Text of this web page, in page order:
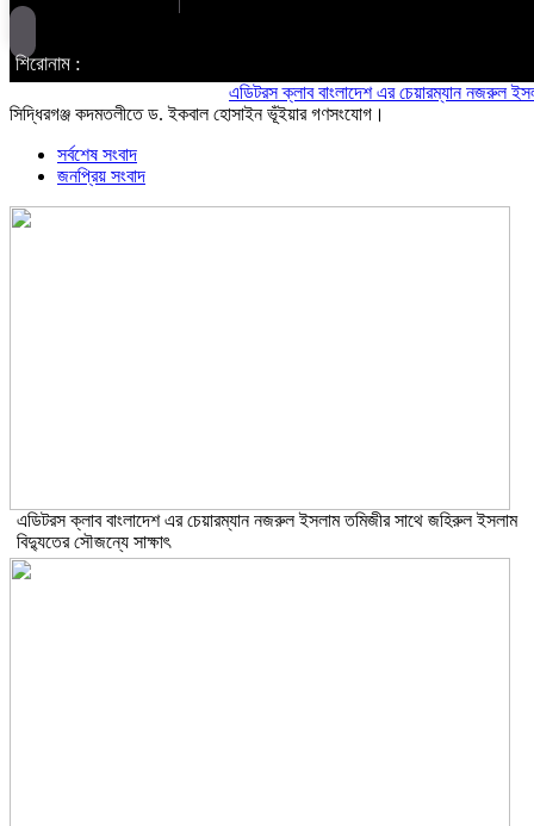
শিরোনাম :
এডিটরস ক্লাব বাংলাদেশ এর চেয়ারম্যান নজরুল ইসলাম
সিদ্ধিরগঞ্জ কদমতলীতে ড. ইকবাল হোসাইন ভূঁইয়ার গণসংযোগ।
সর্বশেষ সংবাদ
জনপ্রিয় সংবাদ
এডিটরস ক্লাব বাংলাদেশ এর চেয়ারম্যান নজরুল ইসলাম তমিজীর সাথে জহিরুল ইসলাম
বিদ্যুতের সৌজন্যে সাক্ষাৎ